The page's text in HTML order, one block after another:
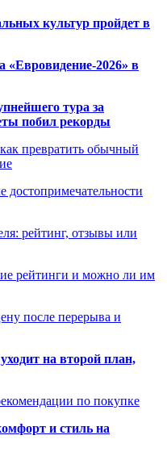
культур пройдет в
«Евровидение-2026» в
тура за
побил рекорды
превратить обычный
достопримечательности
рейтинг, отзывы или
рейтинги и можно ли им
после перерыва и
на второй план,
по покупке
и стиль на